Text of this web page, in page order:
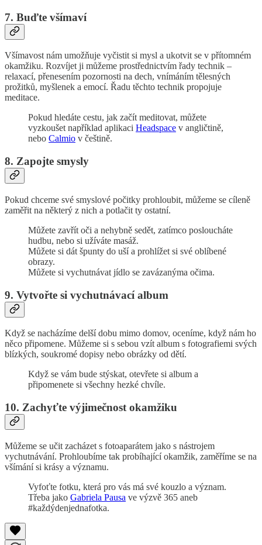
7. Buďte všímaví
Všímavost nám umožňuje vyčistit si mysl a ukotvit se v přítomném
okamžiku. Rozvíjet ji můžeme prostřednictvím řady technik –
relaxací, přenesením pozornosti na dech, vnímáním tělesných
prožitků, myšlenek a emocí. Řadu těchto technik propojuje
meditace.
Pokud hledáte cestu, jak začít meditovat, můžete
vyzkoušet například aplikaci Headspace v angličtině,
nebo Calmio v češtině.
8. Zapojte smysly
Pokud chceme své smyslové počitky prohloubit, můžeme se cíleně
zaměřit na některý z nich a potlačit ty ostatní.
Můžete zavřít oči a nehybně sedět, zatímco posloucháte
hudbu, nebo si užíváte masáž.
Můžete si dát špunty do uší a prohlížet si své oblíbené
obrazy.
Můžete si vychutnávat jídlo se zavázanýma očima.
9. Vytvořte si vychutnávací album
Když se nacházíme delší dobu mimo domov, oceníme, když nám ho
něco připomene. Můžeme si s sebou vzít album s fotografiemi svých
blízkých, soukromé dopisy nebo obrázky od dětí.
Když se vám bude stýskat, otevřete si album a
připomenete si všechny hezké chvíle.
10. Zachyťte výjimečnost okamžiku
Můžeme se učit zacházet s fotoaparátem jako s nástrojem
vychutnávání. Prohloubíme tak probíhající okamžik, zaměříme se na
všímání si krásy a významu.
Vyfoťte fotku, která pro vás má své kouzlo a význam.
Třeba jako Gabriela Pausa ve výzvě 365 aneb
#každýdenjednafotka.